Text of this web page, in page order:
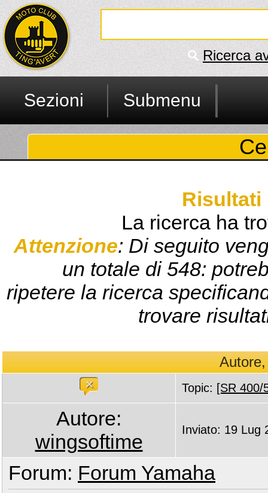
Ricerca
Sezioni Submenu
Risultati
La ricerca ha
Attenzione: Di seguito
un totale di 548:
ripetere la ricerca
trovare
Topic: [SR 400/
Autore:
wingsoftime
Inviato: 19 Lug
Forum: Forum Yamaha